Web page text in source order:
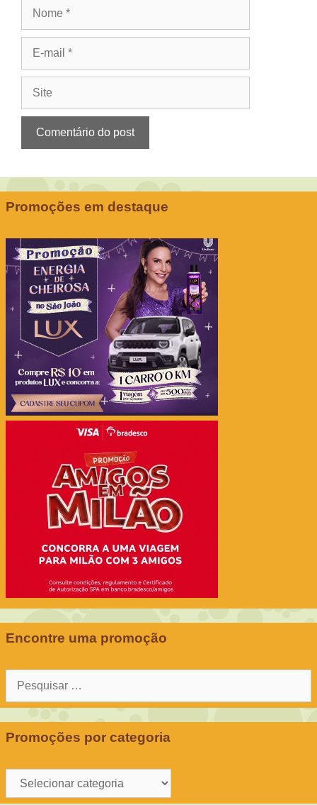
Promoções em destaque
Encontre uma promoção
Pesquisar
Promoções por categoria
Promoções
por